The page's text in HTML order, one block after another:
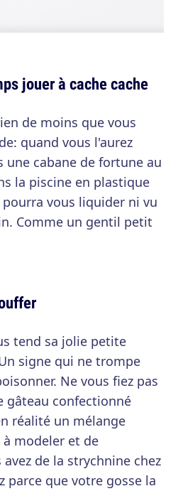
jouer à cache cache
de moins que vous
quand vous l'aurez
une cabane de fortune au
la piscine en plastique
vous liquider ni vu
Comme un gentil petit
tend sa jolie petite
signe qui ne trompe
Ne vous fiez pas
gâteau confectionné
réalité un mélange
à modeler et de
de la strychnine chez
parce que votre gosse la